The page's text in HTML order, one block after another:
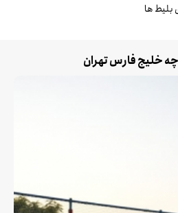
ها
خلیج فارس تهران